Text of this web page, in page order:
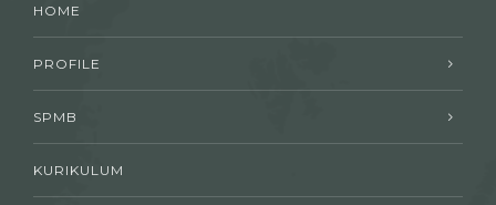
HOME
PROFILE
SPMB
KURIKULUM